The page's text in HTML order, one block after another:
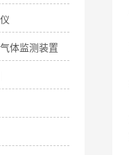
体监测装置